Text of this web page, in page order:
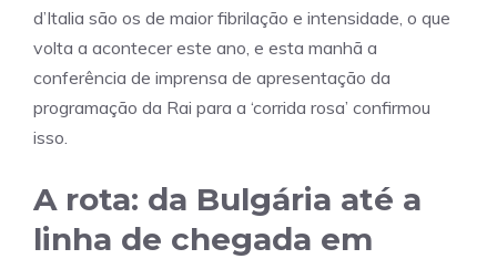
d’Italia são os de maior fibrilação e intensidade, o que
volta a acontecer este ano, e esta manhã a
conferência de imprensa de apresentação da
programação da Rai para a ‘corrida rosa’ confirmou
isso.
A rota: da Bulgária até a
linha de chegada em